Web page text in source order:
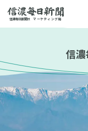
信濃毎日新聞社 マーケティング局
信濃
事例紹
広告掲
マーケ
媒体資料
ダウンロード
信